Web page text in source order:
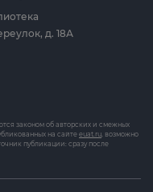
д. 18А
законом об авторских и смежных
на сайте euat.ru, возможно
публикации: сразу после